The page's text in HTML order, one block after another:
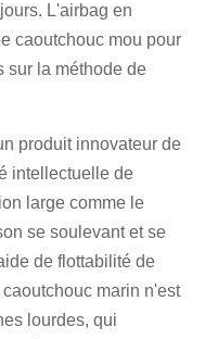
L'airbag en
caoutchouc mou pour
sur la méthode de
produit innovateur de
intellectuelle de
large comme le
se soulevant et se
de flottabilité de
marin n'est
lourdes, qui